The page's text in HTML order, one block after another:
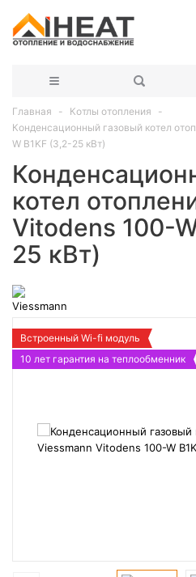
Главная
Котлы отопления
Конденсационный газовый котел
W B1KF (3,2-25 кВт)
котел
Vitodens 100-
25 кВт)
Встроенный Wi-fi модуль
10 лет гарантия на теплообменник